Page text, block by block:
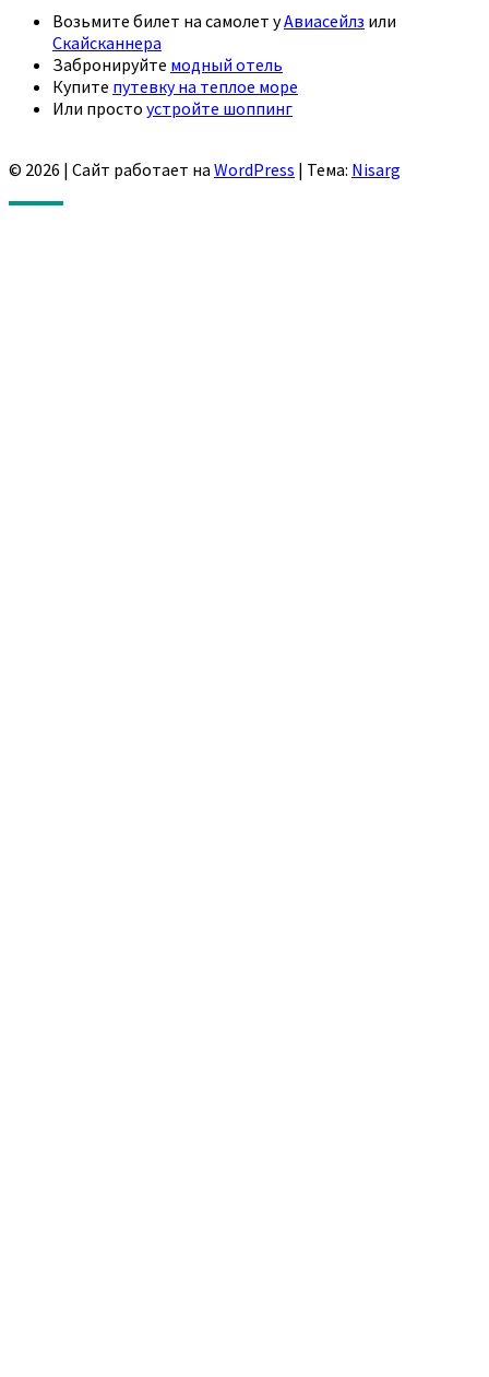
Возьмите билет на самолет уАвиасейлз или
Скайсканнера
Забронируйте модный отель
Купите путевку на теплое море
Или просто устройте шоппинг
© 2026 | Сайт работает на WordPress | Тема: Nisarg